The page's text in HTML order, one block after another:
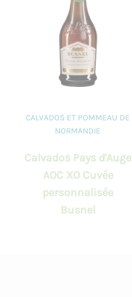
CALVADOS ET POMMEAU DE
NORMANDIE
Calvados Pays d'Auge
AOC XO Cuvée
personnalisée
Busnel